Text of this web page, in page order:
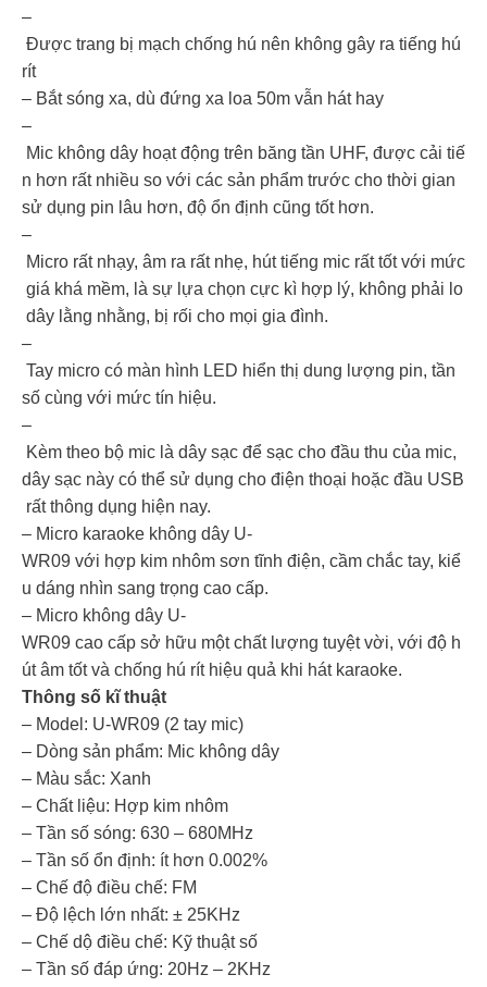
–
Được trang bị mạch chống hú nên không gây ra tiếng hú
rít
– Bắt sóng xa, dù đứng xa loa 50m vẫn hát hay
–
Mic không dây hoạt động trên băng tần UHF, được cải tiế
n hơn rất nhiều so với các sản phẩm trước cho thời gian
sử dụng pin lâu hơn, độ ổn định cũng tốt hơn.
–
Micro rất nhạy, âm ra rất nhẹ, hút tiếng mic rất tốt với mức
giá khá mềm, là sự lựa chọn cực kì hợp lý, không phải lo
dây lằng nhằng, bị rối cho mọi gia đình.
–
Tay micro có màn hình LED hiển thị dung lượng pin, tần
số cùng với mức tín hiệu.
–
Kèm theo bộ mic là dây sạc để sạc cho đầu thu của mic,
dây sạc này có thể sử dụng cho điện thoại hoặc đầu USB
rất thông dụng hiện nay.
– Micro karaoke không dây U-
WR09 với hợp kim nhôm sơn tĩnh điện, cầm chắc tay, kiể
u dáng nhìn sang trọng cao cấp.
– Micro không dây U-
WR09 cao cấp sở hữu một chất lượng tuyệt vời, với độ h
út âm tốt và chống hú rít hiệu quả khi hát karaoke.
Thông số kĩ thuật
– Model: U-WR09 (2 tay mic)
– Dòng sản phẩm: Mic không dây
– Màu sắc: Xanh
– Chất liệu: Hợp kim nhôm
– Tần số sóng: 630 – 680MHz
– Tần số ổn định: ít hơn 0.002%
– Chế độ điều chế: FM
– Độ lệch lớn nhất: ± 25KHz
– Chế dộ điều chế: Kỹ thuật số
– Tần số đáp ứng: 20Hz – 2KHz